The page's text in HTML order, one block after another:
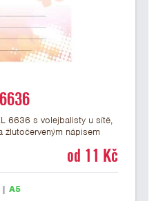
6636 s volejbalisty u sítě,
nápisem
VOLEJBAL máod 11 Kč
|A5